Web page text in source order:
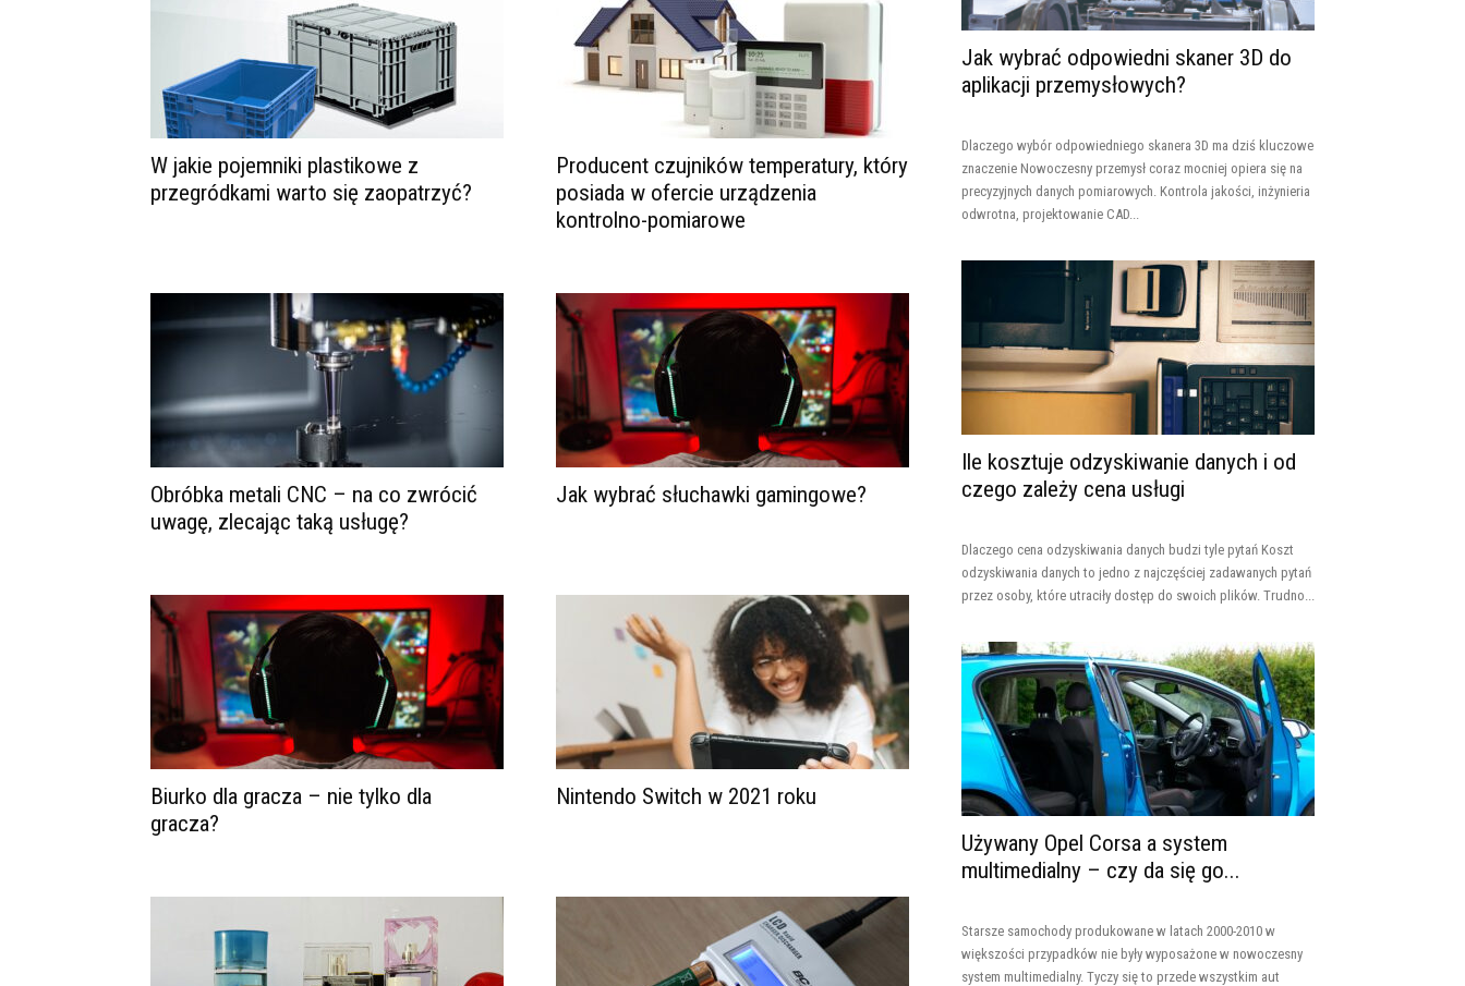
W jakie pojemniki plastikowe z
przegródkami warto się zaopatrzyć?
Producent czujników temperatury, który
posiada w ofercie urządzenia
kontrolno-pomiarowe
Obróbka metali CNC – na co zwrócić
uwagę, zlecając taką usługę?
Jak wybrać słuchawki gamingowe?
Biurko dla gracza – nie tylko dla
gracza?
Nintendo Switch w 2021 roku
Jak wybrać odpowiedni skaner 3D do
aplikacji przemysłowych?
Dlaczego wybór odpowiedniego skanera 3D ma dziś kluczowe
znaczenie Nowoczesny przemysł coraz mocniej opiera się na
precyzyjnych danych pomiarowych. Kontrola jakości, inżynieria
odwrotna, projektowanie CAD...
Ile kosztuje odzyskiwanie danych i od
czego zależy cena usługi
Dlaczego cena odzyskiwania danych budzi tyle pytań Koszt
odzyskiwania danych to jedno z najczęściej zadawanych pytań
przez osoby, które utraciły dostęp do swoich plików. Trudno...
Używany Opel Corsa a system
multimedialny – czy da się go...
Starsze samochody produkowane w latach 2000-2010 w
większości przypadków nie były wyposażone w nowoczesny
system multimedialny. Tyczy się to przede wszystkim aut